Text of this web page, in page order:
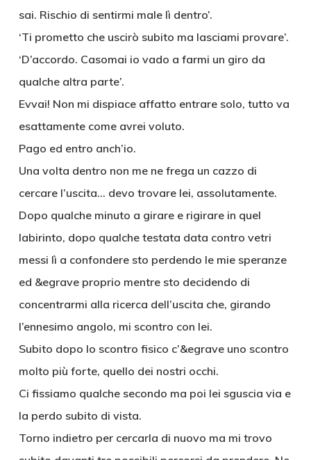
sai. Rischio di sentirmi male lì dentro’.
‘Ti prometto che uscirò subito ma lasciami provare’.
‘D’accordo. Casomai io vado a farmi un giro da
qualche altra parte’.
Evvai! Non mi dispiace affatto entrare solo, tutto va
esattamente come avrei voluto.
Pago ed entro anch’io.
Una volta dentro non me ne frega un cazzo di
cercare l’uscita… devo trovare lei, assolutamente.
Dopo qualche minuto a girare e rigirare in quel
labirinto, dopo qualche testata data contro vetri
messi lì a confondere sto perdendo le mie speranze
ed &egrave proprio mentre sto decidendo di
concentrarmi alla ricerca dell’uscita che, girando
l’ennesimo angolo, mi scontro con lei.
Subito dopo lo scontro fisico c’&egrave uno scontro
molto più forte, quello dei nostri occhi.
Ci fissiamo qualche secondo ma poi lei sguscia via e
la perdo subito di vista.
Torno indietro per cercarla di nuovo ma mi trovo